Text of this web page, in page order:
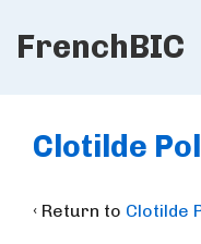
Skip
Content
FrenchBIC
Navigation
Clotilde
‹ Return to Clotilde